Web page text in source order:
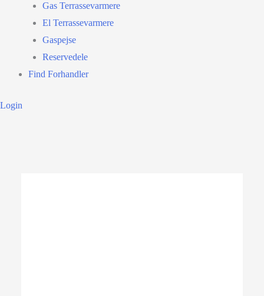
Gas Terrassevarmere
El Terrassevarmere
Gaspejse
Reservedele
Find Forhandler
Login